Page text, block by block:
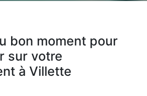
bon moment pour
sur votre
à Villette